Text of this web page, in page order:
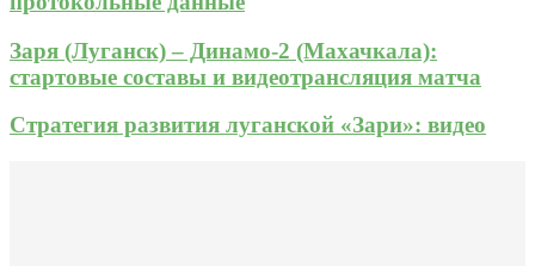
Заря (Луганск) – Динамо-2 (Махачкала):
стартовые составы и видеотрансляция матча
Стратегия развития луганской «Зари»: видео